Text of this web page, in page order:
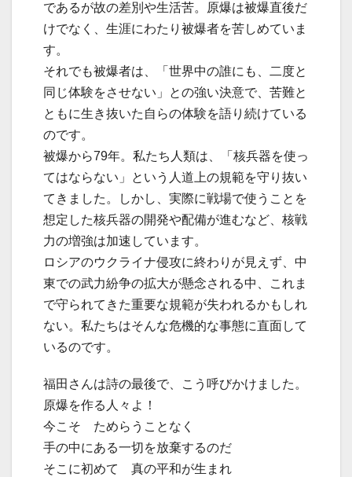
であるが故の差別や生活苦。原爆は被爆直後だ
けでなく、生涯にわたり被爆者を苦しめていま
す。
それでも被爆者は、「世界中の誰にも、二度と
同じ体験をさせない」との強い決意で、苦難と
ともに生き抜いた自らの体験を語り続けている
のです。
被爆から79年。私たち人類は、「核兵器を使っ
てはならない」という人道上の規範を守り抜い
てきました。しかし、実際に戦場で使うことを
想定した核兵器の開発や配備が進むなど、核戦
力の増強は加速しています。
ロシアのウクライナ侵攻に終わりが見えず、中
東での武力紛争の拡大が懸念される中、これま
で守られてきた重要な規範が失われるかもしれ
ない。私たちはそんな危機的な事態に直面して
いるのです。
福田さんは詩の最後で、こう呼びかけました。
原爆を作る人々よ！
今こそ ためらうことなく
手の中にある一切を放棄するのだ
そこに初めて 真の平和が生まれ